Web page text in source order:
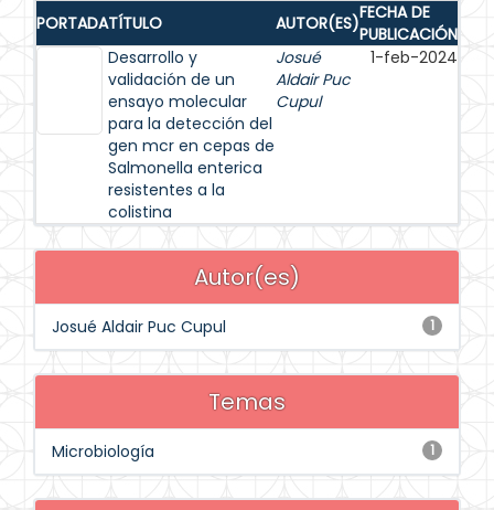
PORTADATÍTULO AUTOR(ES)FECHA DE
PUBLICACIÓN
Desarrollo y
validación de un
ensayo molecular
para la detección del
gen mcr en cepas de
Salmonella enterica
resistentes a la
colistina
Josué
Aldair Puc
Cupul
1-feb-2024
Autor(es)
1
Josué Aldair Puc Cupul
Temas
1
Microbiología